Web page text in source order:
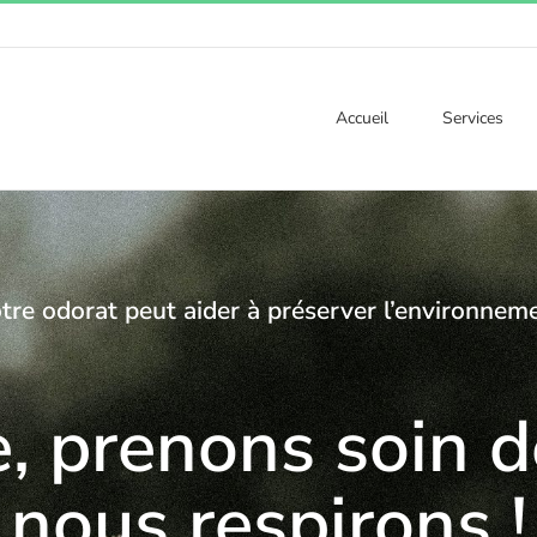
Accueil Services
odorat peut aider à préserver
prenons soin